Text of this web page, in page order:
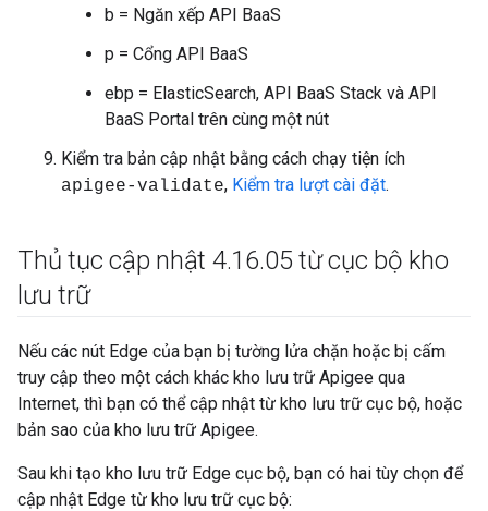
b = Ngăn xếp API BaaS
p = Cổng API BaaS
ebp = ElasticSearch, API BaaS Stack và API
BaaS Portal trên cùng một nút
Kiểm tra bản cập nhật bằng cách chạy tiện ích
apigee-validate, Kiểm tra lượt cài đặt.
Thủ tục cập nhật 4.16.05 từ cục bộ kho
lưu trữ
Nếu các nút Edge của bạn bị tường lửa chặn hoặc bị cấm
truy cập theo một cách khác kho lưu trữ Apigee qua
Internet, thì bạn có thể cập nhật từ kho lưu trữ cục bộ, hoặc
bản sao của kho lưu trữ Apigee.
Sau khi tạo kho lưu trữ Edge cục bộ, bạn có hai tùy chọn để
cập nhật Edge từ kho lưu trữ cục bộ: